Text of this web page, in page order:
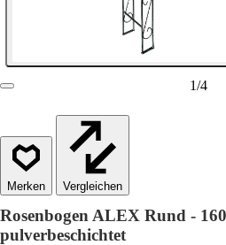
1/4
Vergleichen
Rosenbogen ALEX Rund -
pulverbeschichtet